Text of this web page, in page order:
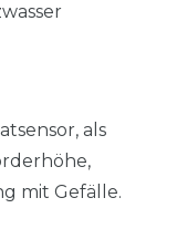
als
mit Gefälle.